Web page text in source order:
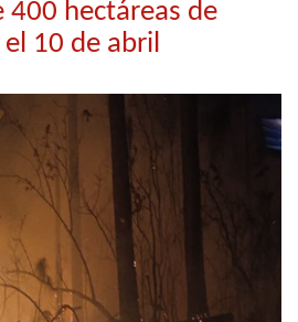
400 hectáreas de
10 de abril